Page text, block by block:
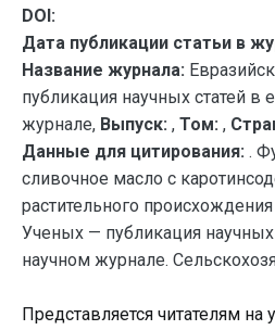
DOI:
Дата публикации статьи в
Название журнала:
публикация научных статей
журнале, Выпуск: , Том: ,
Данные для цитирования: .
сливочное масло с
растительного
Ученых — публикация
научном журнале.
Представляется читателям на